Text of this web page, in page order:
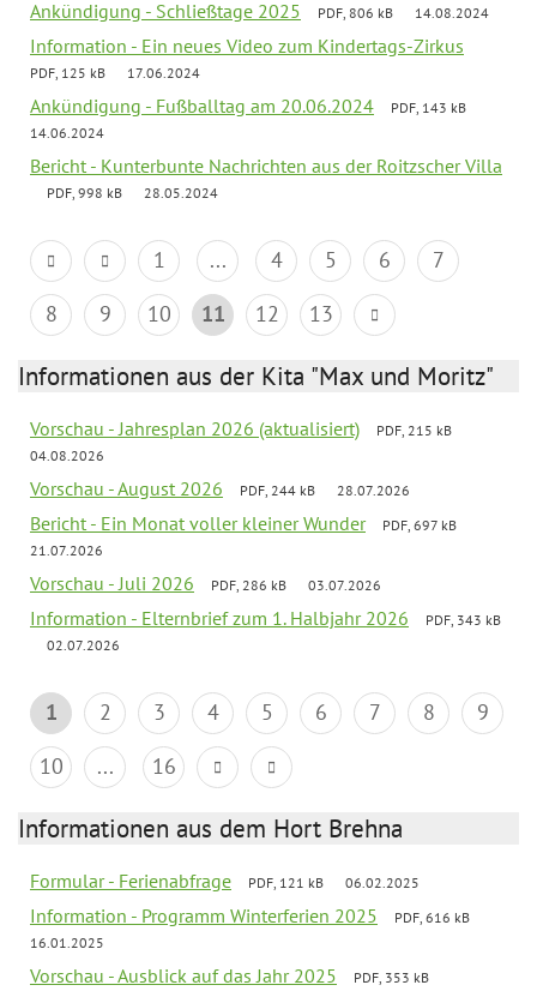
Ankündigung - Schließtage 2025 PDF, 806 kB 14.08.2024
Information - Ein neues Video zum Kindertags-Zirkus
PDF, 125 kB 17.06.2024
Ankündigung - Fußballtag am 20.06.2024
PDF, 143 kB
14.06.2024
Bericht - Kunterbunte Nachrichten aus der Roitzscher Villa
PDF, 998 kB 28.05.2024
1 ... 4 5 6
7
8
9 10 11 12 13
Informationen aus der Kita "Max und Moritz"
Vorschau - Jahresplan 2026 (aktualisiert)
PDF, 215 kB
04.08.2026
Vorschau - August 2026 PDF, 244 kB 28.07.2026
Bericht - Ein Monat voller kleiner Wunder
PDF, 697 kB
21.07.2026
Vorschau - Juli 2026 PDF, 286 kB 03.07.2026
Information - Elternbrief zum 1. Halbjahr 2026
PDF, 343 kB
02.07.2026
1 2 3 4 5 6 7 8
9
10
... 16
Informationen aus dem Hort Brehna
Formular - Ferienabfrage PDF, 121 kB 06.02.2025
Information - Programm Winterferien 2025
PDF, 616 kB
16.01.2025
Vorschau - Ausblick auf das Jahr 2025
PDF, 353 kB